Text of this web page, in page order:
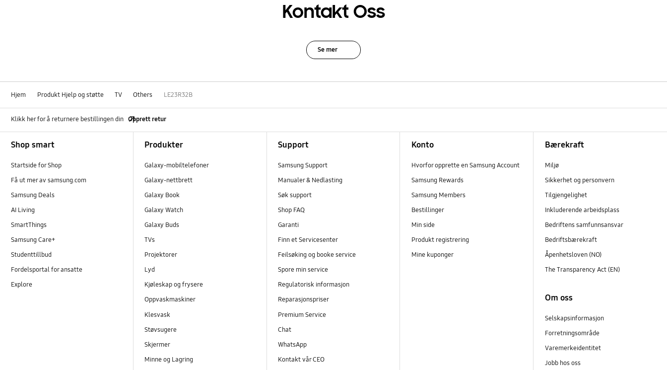
Kontakt Oss
Se mer
Hjem Produkt Hjelp og støtte TV Others LE23R32B
Klikk her for å returnere bestillingen din Opprett retur
Shop smart
Startside for Shop
Få ut mer av samsung.com
Samsung Deals
AI Living
SmartThings
Samsung Care+
Studenttillbud
Fordelsportal for ansatte
Explore
Produkter
Galaxy-mobiltelefoner
Galaxy-nettbrett
Galaxy Book
Galaxy Watch
Galaxy Buds
TVs
Projektorer
Lyd
Kjøleskap og frysere
Oppvaskmaskiner
Klesvask
Støvsugere
Skjermer
Minne og Lagring
Support
Samsung Support
Manualer & Nedlasting
Søk support
Shop FAQ
Garanti
Finn et Servicesenter
Feilsøking og booke service
Spore min service
Regulatorisk informasjon
Reparasjonspriser
Premium Service
Chat
WhatsApp
Kontakt vår CEO
Konto
Hvorfor opprette en Samsung Account
Samsung Rewards
Samsung Members
Bestillinger
Min side
Produkt registrering
Mine kuponger
Bærekraft
Miljø
Sikkerhet og personvern
Tilgjengelighet
Inkluderende arbeidsplass
Bedriftens samfunnsansvar
Bedriftsbærekraft
Åpenhetsloven (NO)
The Transparency Act (EN)
Om oss
Selskapsinformasjon
Forretningsområde
Varemerkeidentitet
Jobb hos oss